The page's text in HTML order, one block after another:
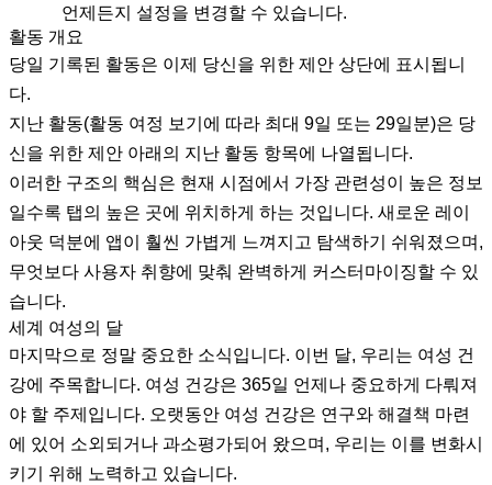
언제든지 설정을 변경할 수 있습니다.
활동 개요
당일 기록된 활동은 이제 당신을 위한 제안 상단에 표시됩니
다.
지난 활동(활동 여정 보기에 따라 최대 9일 또는 29일분)은 당
신을 위한 제안 아래의 지난 활동 항목에 나열됩니다.
이러한 구조의 핵심은 현재 시점에서 가장 관련성이 높은 정보
일수록 탭의 높은 곳에 위치하게 하는 것입니다. 새로운 레이
아웃 덕분에 앱이 훨씬 가볍게 느껴지고 탐색하기 쉬워졌으며,
무엇보다 사용자 취향에 맞춰 완벽하게 커스터마이징할 수 있
습니다.
세계 여성의 달
마지막으로 정말 중요한 소식입니다. 이번 달, 우리는 여성 건
강에 주목합니다. 여성 건강은 365일 언제나 중요하게 다뤄져
야 할 주제입니다. 오랫동안 여성 건강은 연구와 해결책 마련
에 있어 소외되거나 과소평가되어 왔으며, 우리는 이를 변화시
키기 위해 노력하고 있습니다.